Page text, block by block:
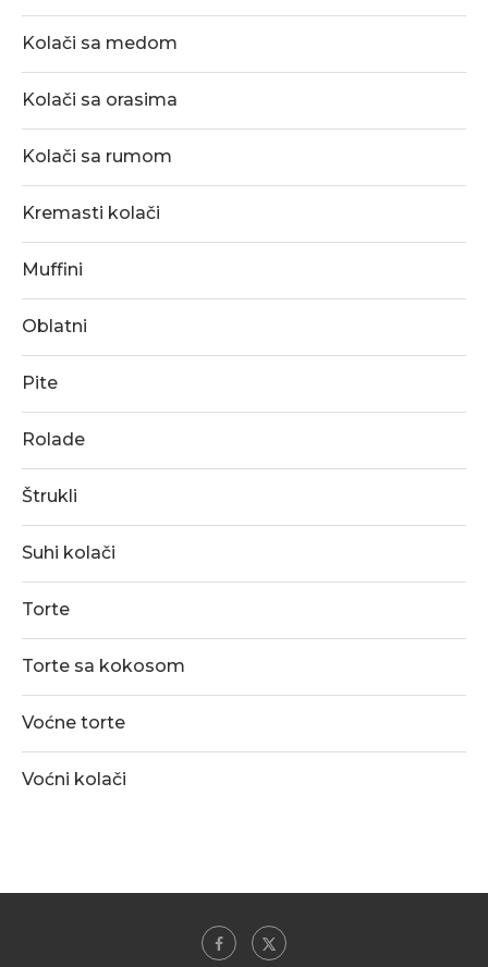
Kolači sa medom
Kolači sa orasima
Kolači sa rumom
Kremasti kolači
Muffini
Oblatni
Pite
Rolade
Štrukli
Suhi kolači
Torte
Torte sa kokosom
Voćne torte
Voćni kolači